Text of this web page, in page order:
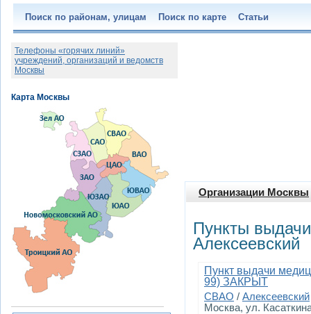
Поиск по районам, улицам Поиск по карте Статьи
Организации Москвы
Пункты
Алексеевский
Пункт выдачи
99) ЗАКРЫТ
СВАО / Алексеевский
Москва, ул.
Телефоны «горячих линий»
учреждений, организаций и ведомств
Москвы